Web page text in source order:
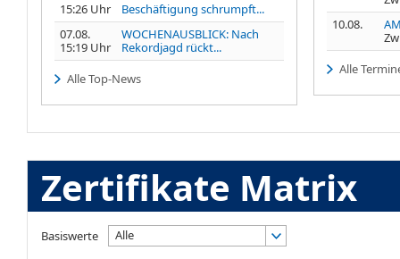
15:26 Uhr
Beschäftigung schrumpft...
07.08.
15:19 Uhr
WOCHENAUSBLICK: Nach
Rekordjagd rückt...
Alle Top-News
10.08.
Alle
Zertifikate Matrix
Basiswerte Alle